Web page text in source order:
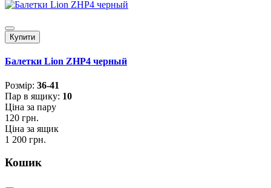
Купити
Балетки Lion ZHP4 черный
Розмiр: 36-41
Пар в ящику: 10
Ціна за пару
120 грн.
Ціна за ящик
1 200 грн.
Кошик